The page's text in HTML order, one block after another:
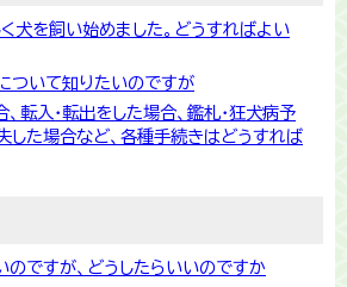
犬を飼い始めました。どうすればよい
ついて知りたいのですが
転入・転出をした場合、鑑札・狂犬病予
した場合など、各種手続きはどうすれば
のですが、どうしたらいいのですか